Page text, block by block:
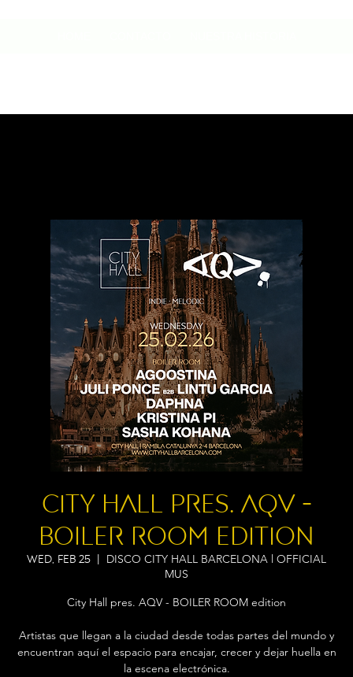
City Hall pres. AQV -
BOILER ROOM edition
Wed, Feb 25
DISCO CITY HALL BARCELONA l OFFICIAL
MUS
City Hall pres. AQV - BOILER ROOM edition
Artistas que llegan a la ciudad desde todas partes del mundo y
encuentran aquí el espacio para encajar, crecer y dejar huella en
la escena electrónica.